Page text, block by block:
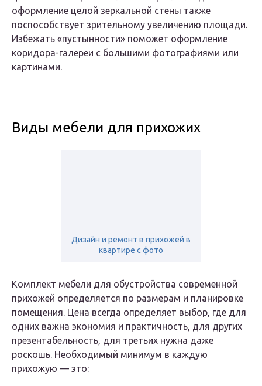
оформление целой зеркальной стены также
поспособствует зрительному увеличению площади.
Избежать «пустынности» поможет оформление
коридора-галереи с большими фотографиями или
картинами.
Виды мебели для прихожих
Дизайн и ремонт в прихожей в
квартире с фото
Комплект мебели для обустройства современной
прихожей определяется по размерам и планировке
помещения. Цена всегда определяет выбор, где для
одних важна экономия и практичность, для других
презентабельность, для третьих нужна даже
роскошь. Необходимый минимум в каждую
прихожую — это: